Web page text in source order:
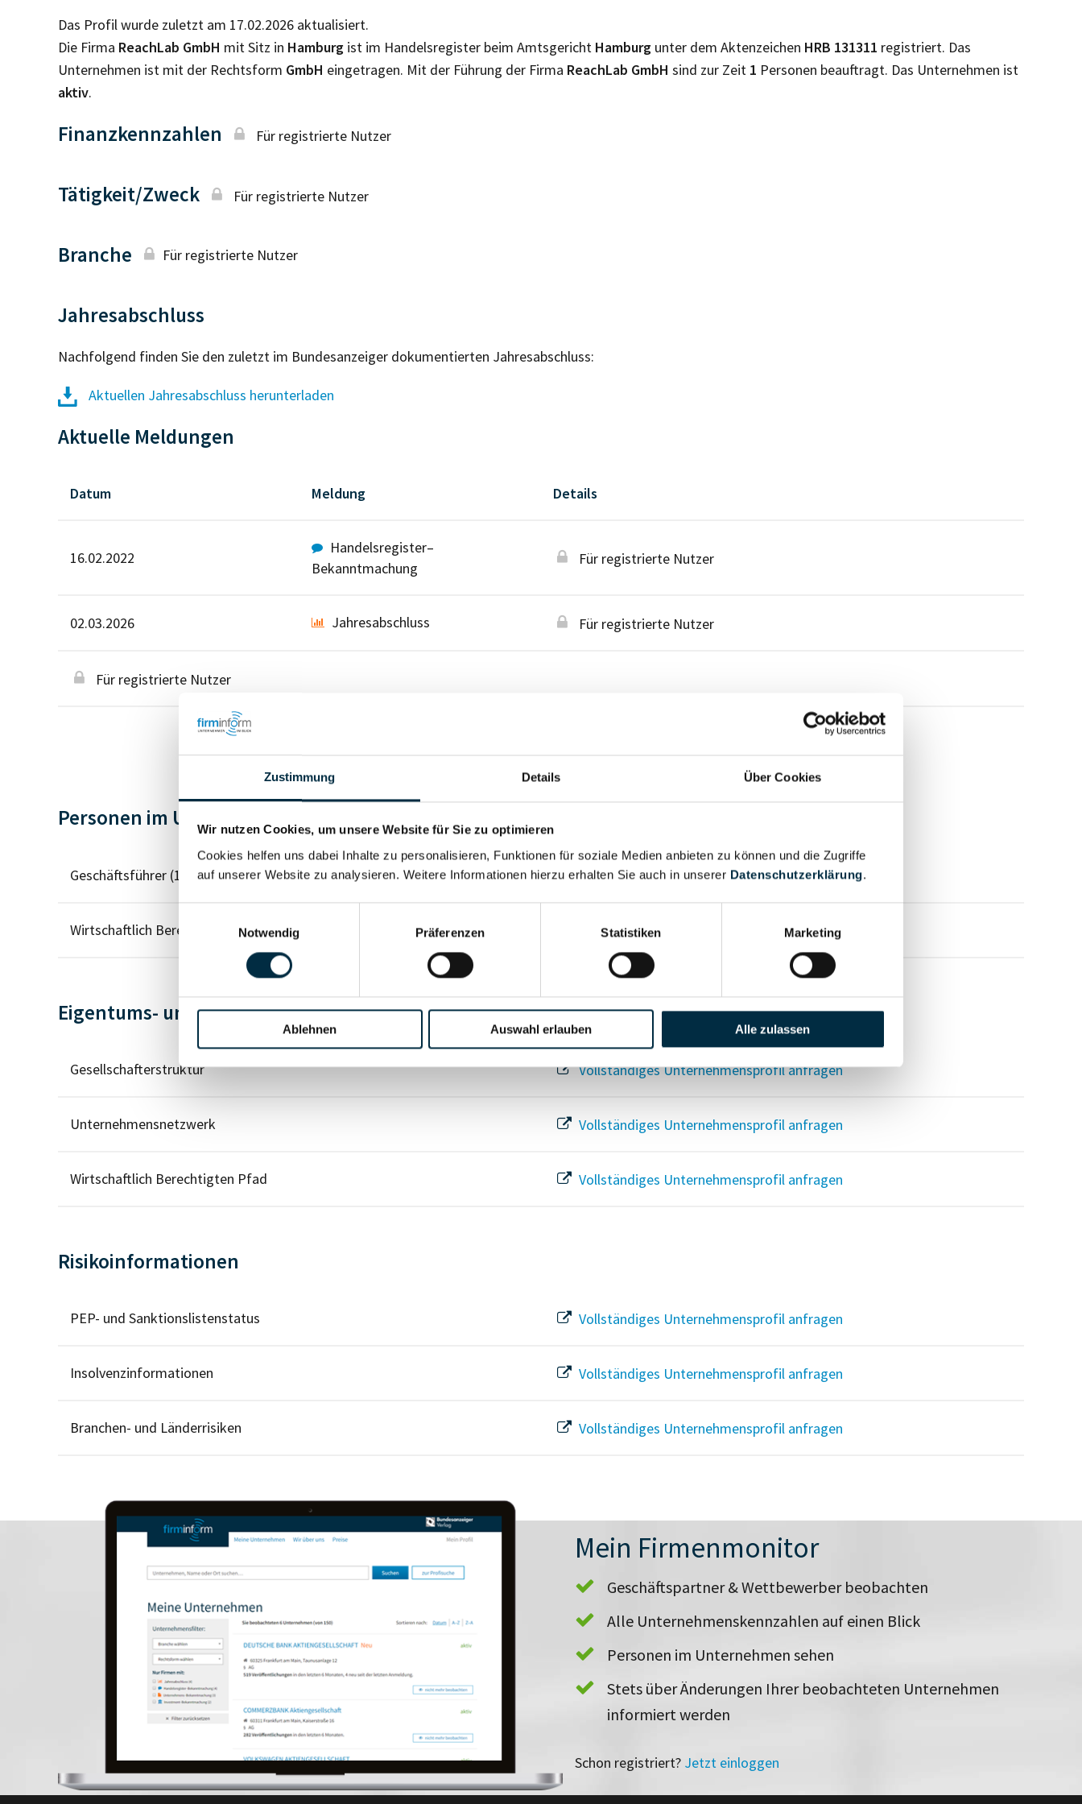
Zustimmung Details Über Cookies
Wir nutzen Cookies, um unsere Website für Sie zu optimieren
Cookies helfen uns dabei Inhalte zu personalisieren, Funktionen für soziale Medien anbieten zu können und die Zugriffe
auf unserer Website zu analysieren. Weitere Informationen hierzu erhalten Sie auch in unserer Datenschutzerklärung.
Notwendig
Präferenzen Statistiken Marketing
Ablehnen Auswahl erlauben Alle zulassen
Das Profil wurde zuletzt am 17.02.2026 aktualisiert.
Die Firma ReachLab GmbH mit Sitz in Hamburg ist im Handelsregister beim Amtsgericht Hamburg unter dem Aktenzeichen HRB 131311 registriert. Das
Unternehmen ist mit der Rechtsform GmbH eingetragen. Mit der Führung der Firma ReachLab GmbH sind zur Zeit 1 Personen beauftragt. Das Unternehmen ist
aktiv.
Finanzkennzahlen Für registrierte Nutzer
Tätigkeit/Zweck Für registrierte Nutzer
Branche Für registrierte Nutzer
Jahresabschluss
Nachfolgend finden Sie den zuletzt im Bundesanzeiger dokumentierten Jahresabschluss:
Aktuellen Jahresabschluss herunterladen
Aktuelle Meldungen
Datum Meldung Details
16.02.2022
Handelsregister–
Bekanntmachung
Für registrierte Nutzer
02.03.2026 Jahresabschluss Für registrierte Nutzer
Für registrierte Nutzer
Personen im Unternehmen
Geschäftsführer (1) Für registrierte Nutzer
Wirtschaftlich Berechtigter Vollständiges Unternehmensprofil anfragen
Eigentums- und Kontrollstruktur
Gesellschafterstruktur Vollständiges Unternehmensprofil anfragen
Unternehmensnetzwerk Vollständiges Unternehmensprofil anfragen
Wirtschaftlich Berechtigten Pfad Vollständiges Unternehmensprofil anfragen
Risikoinformationen
PEP- und Sanktionslistenstatus Vollständiges Unternehmensprofil anfragen
Insolvenzinformationen Vollständiges Unternehmensprofil anfragen
Branchen- und Länderrisiken Vollständiges Unternehmensprofil anfragen
Mein Firmenmonitor
Geschäftspartner & Wettbewerber beobachten
Alle Unternehmenskennzahlen auf einen Blick
Personen im Unternehmen sehen
Stets über Änderungen Ihrer beobachteten Unternehmen
informiert werden
Schon registriert? Jetzt einloggen